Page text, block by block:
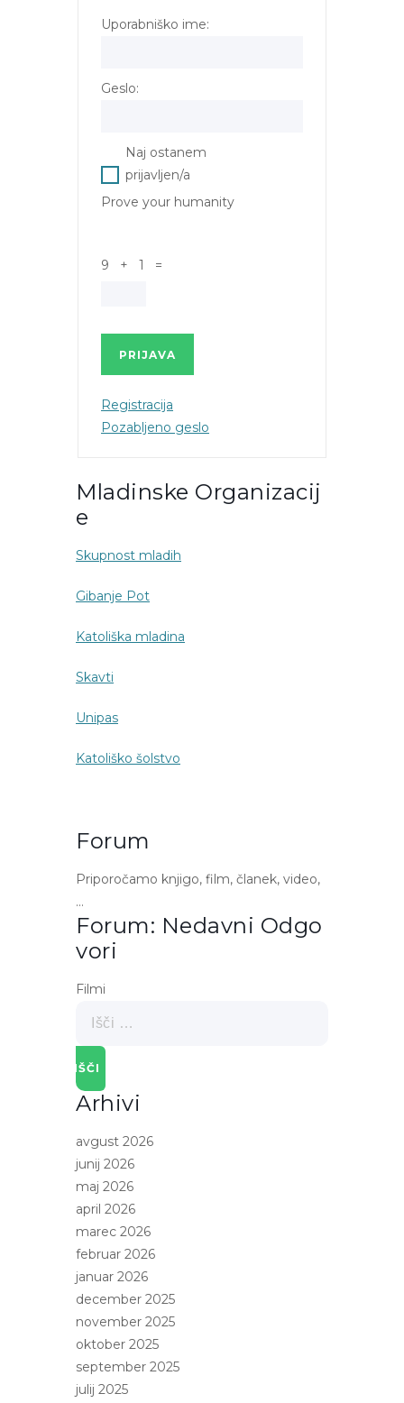
Uporabniško ime:
Geslo:
Naj ostanem
prijavljen/a
Prove your humanity
9 + 1 =
PRIJAVA
Registracija
Pozabljeno geslo
Mladinske Organizacij
E
Skupnost mladih
Gibanje Pot
Katoliška mladina
Skavti
Unipas
Katoliško šolstvo
Forum
Priporočamo knjigo, film, članek, video,
…
Forum: Nedavni Odgo
Vori
Filmi
Arhivi
avgust 2026
junij 2026
maj 2026
april 2026
marec 2026
februar 2026
januar 2026
december 2025
november 2025
oktober 2025
september 2025
julij 2025